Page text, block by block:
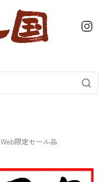
Web限定セール品